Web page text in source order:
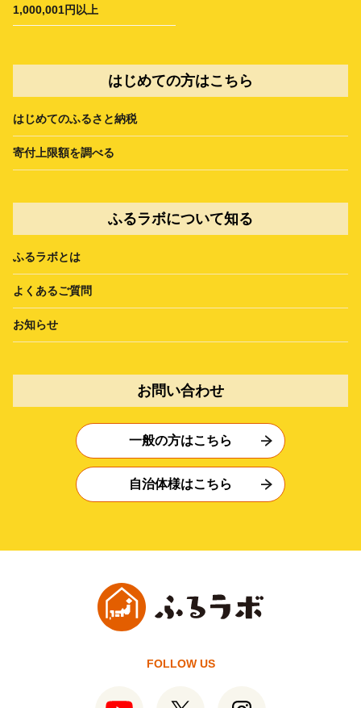
1,000,001円以上
はじめての方はこちら
はじめてのふるさと納税
寄付上限額を調べる
ふるラボについて知る
ふるラボとは
よくあるご質問
お知らせ
お問い合わせ
一般の方はこちら
自治体様はこちら
FOLLOW US